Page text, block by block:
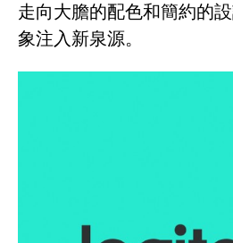
走向大膽的配色和簡約的
象注入新泉源。